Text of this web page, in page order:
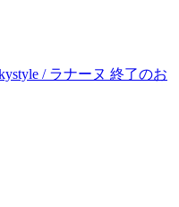
/ ラナーヌ 終了のお